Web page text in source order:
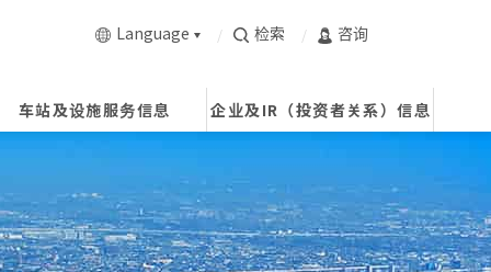
车站及设施服务信息 企业及IR（投资者关系）信息
Language 检索 咨询